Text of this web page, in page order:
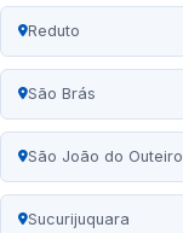
Reduto
São Brás
São João do Outeiro
Sucurijuquara